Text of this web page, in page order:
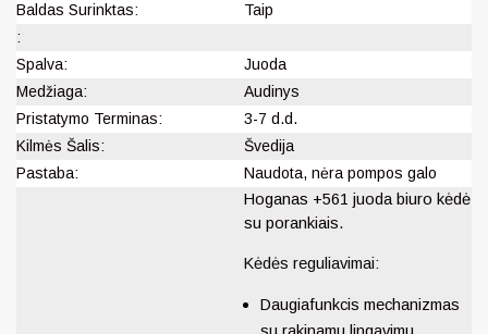
Baldas Surinktas:
Taip
:
Spalva:
Juoda
Medžiaga:
Audinys
Pristatymo Terminas:
3-7 d.d.
Kilmės Šalis:
Švedija
Pastaba:
Naudota, nėra pompos galo
Hoganas +561 juoda biuro kėdė
su porankiais.
Kėdės reguliavimai:
Daugiafunkcis mechanizmas